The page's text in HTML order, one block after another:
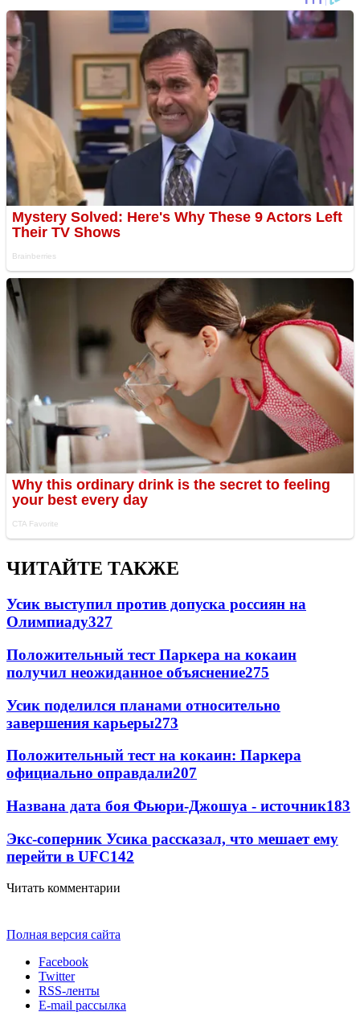
ЧИТАЙТЕ ТАКЖЕ
Усик выступил против допуска россиян на
Олимпиаду327
Положительный тест Паркера на кокаин
получил неожиданное объяснение275
Усик поделился планами относительно
завершения карьеры273
Положительный тест на кокаин: Паркера
официально оправдали207
Названа дата боя Фьюри-Джошуа - источник183
Экс-соперник Усика рассказал, что мешает ему
перейти в UFC142
Читать комментарии
Полная версия сайта
Facebook
Twitter
RSS-ленты
E-mail рассылка